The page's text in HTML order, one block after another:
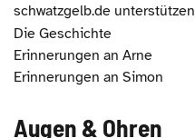
schwatzgelb.de unterstützen
Die Geschichte
Erinnerungen an Arne
Erinnerungen an Simon
Augen & Ohren